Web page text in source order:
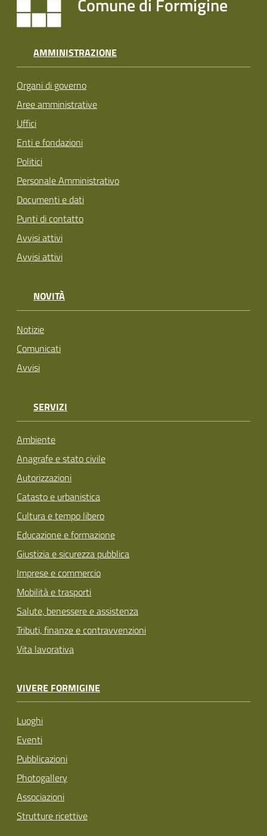
AMMINISTRAZIONE
Organi di governo
Aree amministrative
Uffici
Enti e fondazioni
Politici
Personale Amministrativo
Documenti e dati
Punti di contatto
Avvisi attivi
Avvisi attivi
NOVITÀ
Notizie
Comunicati
Avvisi
SERVIZI
Ambiente
Anagrafe e stato civile
Autorizzazioni
Catasto e urbanistica
Cultura e tempo libero
Educazione e formazione
Giustizia e sicurezza pubblica
Imprese e commercio
Mobilità e trasporti
Salute, benessere e assistenza
Tributi, finanze e contravvenzioni
Vita lavorativa
VIVERE FORMIGINE
Luoghi
Eventi
Pubblicazioni
Photogallery
Associazioni
Strutture ricettive